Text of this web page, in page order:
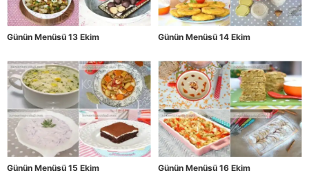
Günün Menüsü 13 Ekim Günün Menüsü 14 Ekim
Günün Menüsü 15 Ekim Günün Menüsü 16 Ekim